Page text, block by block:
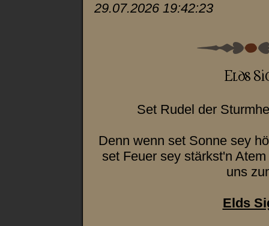
29.07.2026 19:42:23
Set Rudel der
Denn wenn set Sonne sey
set Feuer sey stärkst'n
uns
Elds